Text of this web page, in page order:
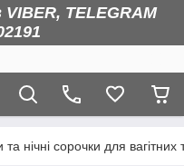
TELEGRAM
та нічні сорочки для вагітних